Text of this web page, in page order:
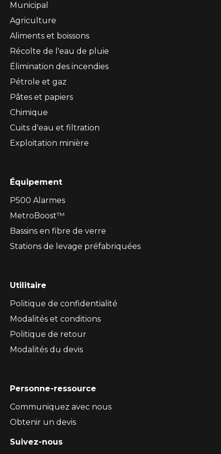
Municipal
Agriculture
Aliments et boissons
Récolte de l'eau de pluie
Élimination des incendies
Pétrole et gaz
Pâtes et papiers
Chimique
Cuits d'eau et filtration
Exploitation minière
Équipement
P500 Alarmes
MetroBoost™
Bassins en fibre de verre
Stations de levage préfabriquées
Utilitaire
Politique de confidentialité
Modalités et conditions
Politique de retour
Modalités du devis
Personne-ressource
Communiquez avec nous
Obtenir un devis
Suivez-nous